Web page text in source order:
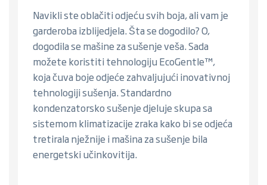
Navikli ste oblačiti odjeću svih boja, ali vam je
garderoba izblijedjela. Šta se dogodilo? O,
dogodila se mašine za sušenje veša. Sada
možete koristiti tehnologiju EcoGentle™,
koja čuva boje odjeće zahvaljujući inovativnoj
tehnologiji sušenja. Standardno
kondenzatorsko sušenje djeluje skupa sa
sistemom klimatizacije zraka kako bi se odjeća
tretirala nježnije i mašina za sušenje bila
energetski učinkovitija.